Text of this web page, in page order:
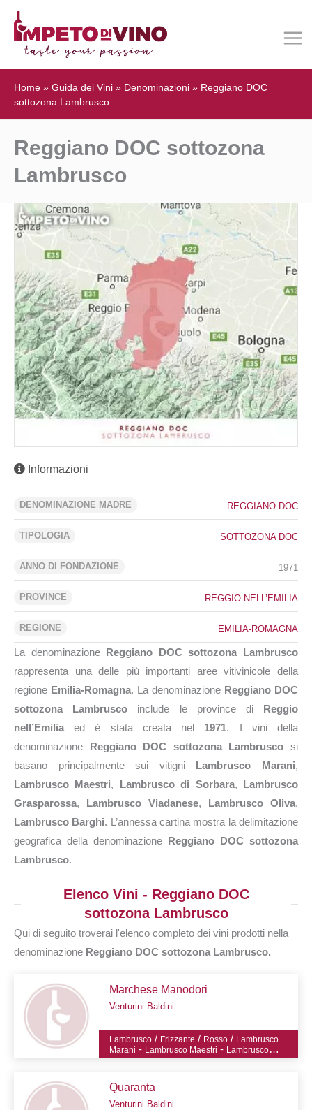
Home » Guida dei Vini » Denominazioni » Reggiano DOC
sottozona Lambrusco
Reggiano DOC sottozona
Lambrusco
Informazioni
DENOMINAZIONE MADRE REGGIANO DOC
TIPOLOGIA SOTTOZONA DOC
ANNO DI FONDAZIONE 1971
PROVINCE REGGIO NELL’EMILIA
REGIONE EMILIA-ROMAGNA
La denominazione Reggiano DOC sottozona Lambrusco
rappresenta una delle più importanti aree vitivinicole della
regione Emilia-Romagna. La denominazione Reggiano DOC
sottozona Lambrusco include le province di Reggio
nell’Emilia ed è stata creata nel 1971. I vini della
denominazione Reggiano DOC sottozona Lambrusco si
basano principalmente sui vitigni Lambrusco Marani,
Lambrusco Maestri, Lambrusco di Sorbara, Lambrusco
Grasparossa, Lambrusco Viadanese, Lambrusco Oliva,
Lambrusco Barghi. L’annessa cartina mostra la delimitazione
geografica della denominazione Reggiano DOC sottozona
Lambrusco.
Elenco Vini - Reggiano DOC
sottozona Lambrusco
Qui di seguito troverai l'elenco completo dei vini prodotti nella
denominazione Reggiano DOC sottozona Lambrusco.
Marchese Manodori
Venturini Baldini
Lambrusco / Frizzante / Rosso / Lambrusco
Marani - Lambrusco Maestri - Lambrusco
Salamino-Lambrusco Grasparossa
Quaranta
Venturini Baldini